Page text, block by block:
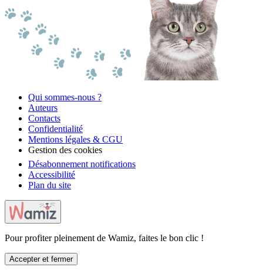
Qui sommes-nous ?
Auteurs
Contacts
Confidentialité
Mentions légales & CGU
Gestion des cookies
Désabonnement notifications
Accessibilité
Plan du site
Pour profiter pleinement de Wamiz, faites le bon clic !
Accepter et fermer